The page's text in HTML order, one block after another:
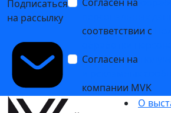
09 февраля 2026